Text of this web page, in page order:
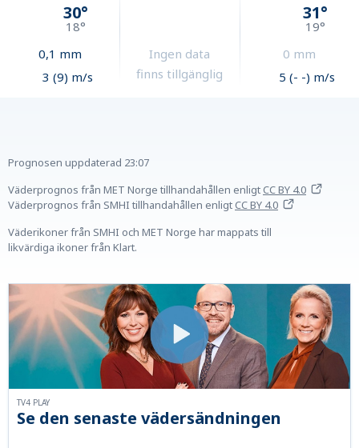
30°
18°
0,1 mm
3 (9) m/s
Ingen data
finns tillgänglig
31°
19°
0 mm
5 (- -) m/s
Prognosen uppdaterad 23:07
Väderprognos från MET Norge tillhandahållen enligtCC BY 4.0
Väderprognos från SMHI tillhandahållen enligtCC BY 4.0
Väderikoner från SMHI och MET Norge har mappats till
likvärdiga ikoner från Klart.
Se den senaste vädersändningen
TV4 PLAY